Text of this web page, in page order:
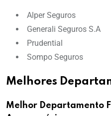
Alper Seguros
Generali Seguros S.A
Prudential
Sompo Seguros
Melhores
Melhor Departamento